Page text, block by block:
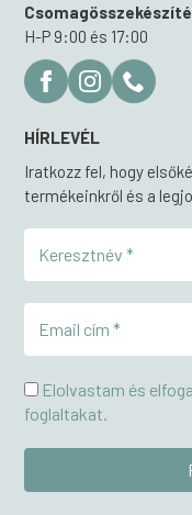
H-P 9:00 és 17:00
HÍRLEVÉL
Iratkozz fel, hogy
termékeinkről és a
Elolvastam és
foglaltakat.